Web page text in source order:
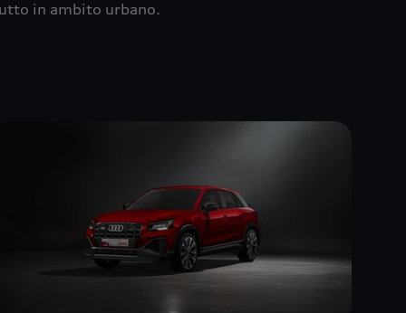
in ambito urbano.